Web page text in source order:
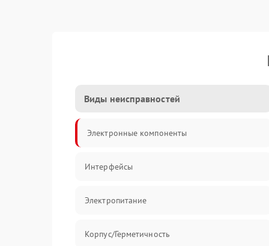
Виды неисправностей
Электронные компоненты
Интерфейсы
Электропитание
Корпус/Герметичность